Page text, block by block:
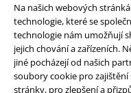
Na našich webových
technologie, které se
technologie nám umožňují
jejich chování a zařízeních.
jiné pocházejí od našich
soubory cookie pro
stránky, pro zlepšení a